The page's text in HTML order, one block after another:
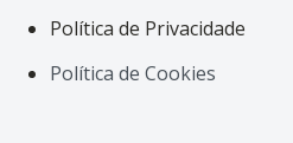
Política de Privacidade
Política de Cookies